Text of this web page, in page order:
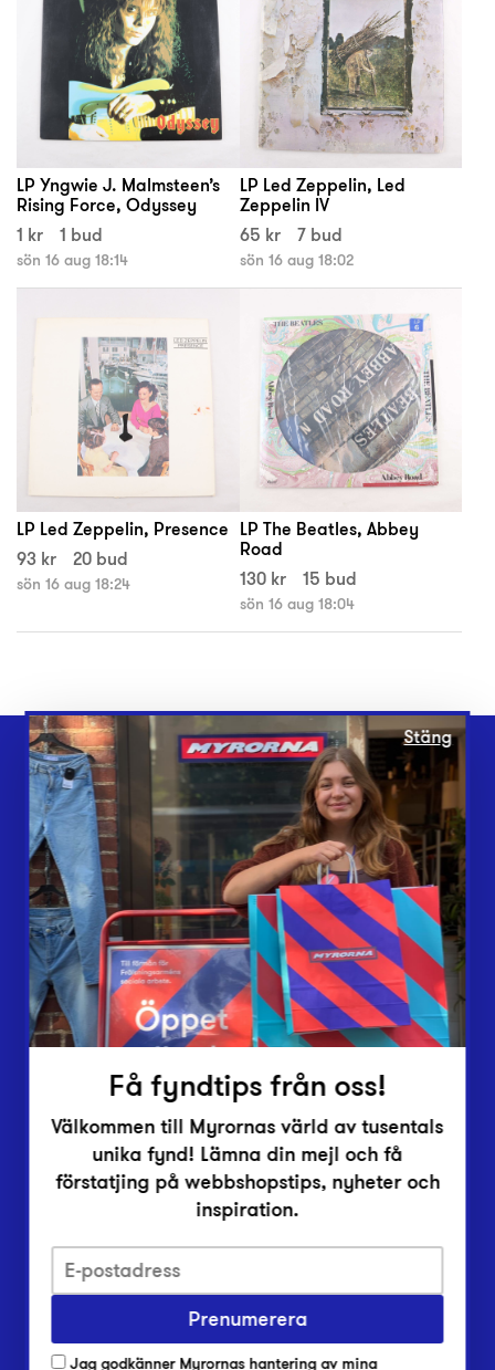
LP Yngwie J. Malmsteen’s
Rising Force, Odyssey
1 kr
1 bud
sön 16 aug 18:14
LP Led Zeppelin, Led
Zeppelin IV
65 kr
7 bud
sön 16 aug 18:02
LP Led Zeppelin, Presence
93 kr
20 bud
sön 16 aug 18:24
LP The Beatles, Abbey
Road
130 kr
15 bud
sön 16 aug 18:04
Webbshop
Butiker
Lämna in
Vårt överskott
Inlämningsplatser
Om Myrorna
Lediga jobb
Pressrum
Integritetsskyddspolicy
Har du frågor om onlineköp, leverans eller retur?
Stäng
Få fyndtips från oss!
Välkommen till Myrornas värld av tusentals
unika fynd! Lämna din mejl och få
förstatjing på webbshopstips, nyheter och
inspiration.
Prenumerera
Jag godkänner Myrornas hantering av mina